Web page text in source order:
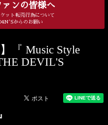
ァンの皆様へ
ット転売行為について
からのお願い
『 Music Style
DEVIL'S